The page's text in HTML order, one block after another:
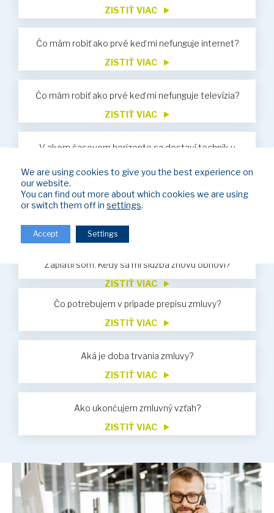
ZISTIŤ VIAC
Čo mám robiť ako prvé keď mi nefunguje internet?
ZISTIŤ VIAC
Čo mám robiť ako prvé keď mi nefunguje televízia?
ZISTIŤ VIAC
V akom časovom horizonte sa dostaví technik v
ZISTIŤ VIAC
Nevyhnutné údaje pre vykonávanie úhrad za služby
Zaplatil som. Kedy sa mi služba znovu obnoví?
ZISTIŤ VIAC
Čo potrebujem v prípade prepisu zmluvy?
ZISTIŤ VIAC
Aká je doba trvania zmluvy?
ZISTIŤ VIAC
Ako ukončujem zmluvný vzťah?
ZISTIŤ VIAC
We are using cookies to give you the best experience on
our website.
You can find out more about which cookies we are using
or switch them off in settings
Accept Settings